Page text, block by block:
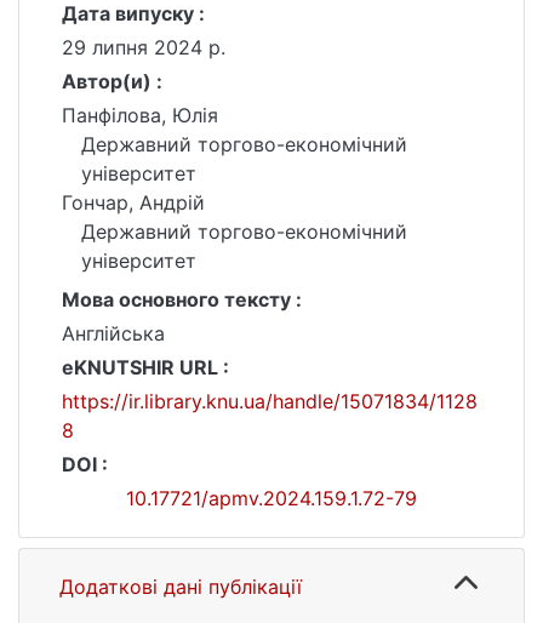
Дата випуску :
29 липня 2024 р.
Автор(и) :
Панфілова, Юлія
Державний торгово-економічний
університет
Гончар, Андрій
Державний торгово-економічний
університет
Мова основного тексту :
Англійська
eKNUTSHIR URL :
https://ir.library.knu.ua/handle/15071834/1128
8
DOI :
10.17721/apmv.2024.159.1.72-79
Додаткові дані публікації